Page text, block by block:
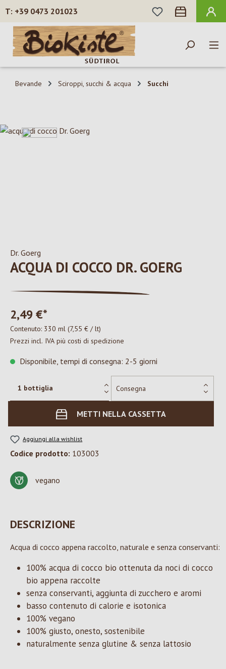
Passa al contenuto principale
+39 0473 201023
HAI 0 ARTICOLI
Bevande Sciroppi, succhi & acqua Succhi
Salta la galleria di immagini
Dr. Goerg
ACQUA DI COCCO DR. GOERG
2,49 €*
Contenuto: 330 ml (7,55 € / lt)
Prezzi incl. IVA più costi di spedizione
Disponibile, tempi di consegna: 2-5 giorni
METTI NELLA CASSETTA
Aggiungi alla wishlist
Codice prodotto: 103003
vegano
DESCRIZIONE
Acqua di cocco appena raccolto, naturale e senza conservanti:
100% acqua di cocco bio ottenuta da noci di cocco
bio appena raccolte
senza conservanti, aggiunta di zucchero e aromi
basso contenuto di calorie e isotonica
100% vegano
100% giusto, onesto, sostenibile
naturalmente senza glutine & senza lattosio